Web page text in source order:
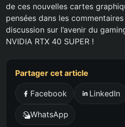
de ces nouvelles cartes
pensées dans les
discussion sur l’avenir du
NVIDIA RTX 40 SUPER !
Partager cet article
Facebook LinkedIn
WhatsApp